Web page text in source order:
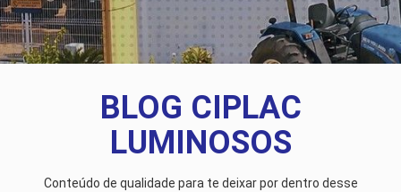
BLOG CIPLAC
LUMINOSOS
Conteúdo de qualidade para te deixar por dentro desse